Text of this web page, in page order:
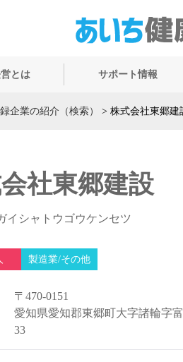
とは サポート情報
企業の紹介（検索） > 株式会社東郷建
社東郷建設
イシャトウゴウケンセツ
製造業/その他
〒470-0151
愛知県愛知郡東郷町大字諸輪字
33